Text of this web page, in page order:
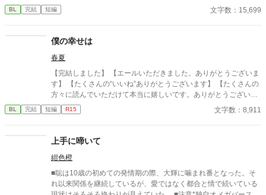
子のことは兄のように慕っており、初恋の人ではあるけれど、契
約終了時期か王子に想い人が現れた時には解消されるものと考え
婚を承諾するまでここから出さないと王子から溢れるほどの愛を
与えられる。ハッピーエンドオメガバースBLです。
BL 完結 短編 文字数：15,699
僕の幸せは
春夏
【完結しました】 【エールいただきました。ありがとうございま
す】 【たくさんの“いいね”ありがとうございます】 【たくさんの
方々に読んでいただけて本当に嬉しいです。ありがとうございま
す！】 恋人に捨てられた悠の心情。 話は別れから始まります。全
編が悠の視点です。
BL 完結 短編 R15 文字数：8,911
上手に啼いて
紺色橙
■聡は10歳の初めての発情期の際、大輝に噛まれ番となった。そ
れ以来関係を継続しているが、愛ではなく都合と情で続いている